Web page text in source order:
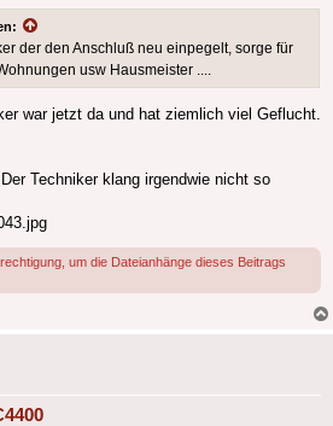
der den Anschluß neu einpegelt, sorge für
usw Hausmeister ....
war jetzt da und hat ziemlich viel Geflucht.
Techniker klang irgendwie nicht so
um die Dateianhänge dieses Beitrags